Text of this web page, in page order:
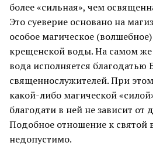
более «сильная», чем
Это суеверие основано на
особое магическое
крещенской воды. На самом
вода исполняется
священнослужителей. При
какой-либо магической
благодати в ней не зависит от
Подобное отношение к святой
недопустимо.